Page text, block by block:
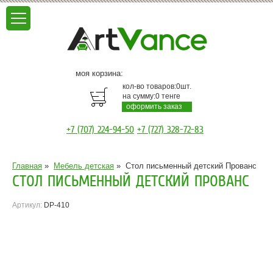
моя корзина:
кол-во товаров:0шт.
на сумму:0 тенге
оформить заказ
+7 (707) 224-94-50 +7 (727) 328-72-83
Главная » Мебель детская » Стол письменный детский Прованс
СТОЛ ПИСЬМЕННЫЙ ДЕТСКИЙ ПРОВАНС
Артикул: DP-410